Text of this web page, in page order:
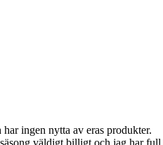
ingen nytta av eras produkter.